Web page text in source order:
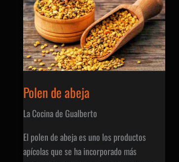
Polen de abeja
La Cocina de Gualberto
El polen de abeja es uno los productos
apícolas que se ha incorporado más